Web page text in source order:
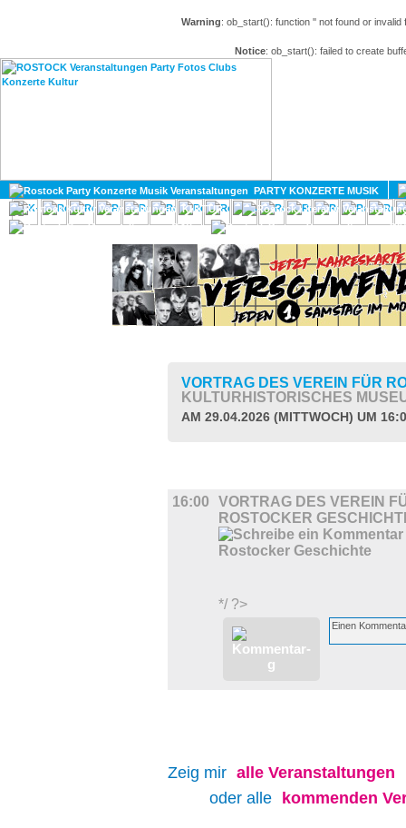
Warning: ob_start(): function '' not found or
Notice: ob_start(): failed to create
PARTY KONZERTE MUSIK
KULTUR
GAY
VORTRAG DES VEREIN FÜR
KULTURHISTORISCHES
AM 29.04.2026 (MITTWOCH) UM
16:00
VORTRAG DES VEREIN
ROSTOCKER
*/ ?>
Zeig mir alle Veranstaltungen
oder alle
kommenden